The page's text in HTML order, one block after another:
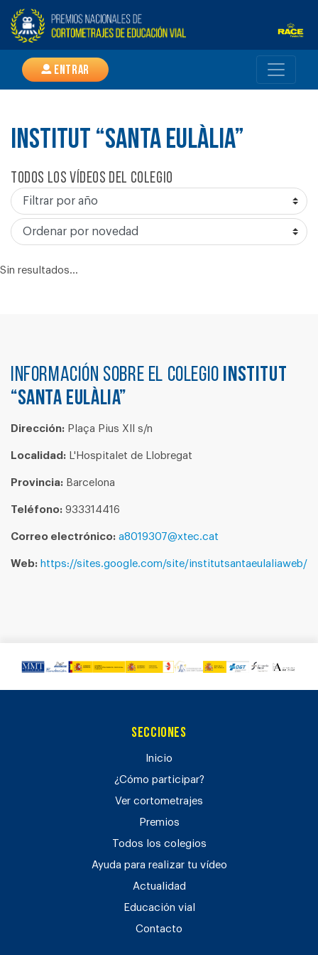
Entrar
INSTITUT “SANTA EULÀLIA”
Todos los vídeos del colegio
Sin resultados...
Información sobre el colegio INSTITUT
“SANTA EULÀLIA”
Dirección: Plaça Pius XII s/n
Localidad: L'Hospitalet de Llobregat
Provincia: Barcelona
Teléfono: 933314416
Correo electrónico: a8019307@xtec.cat
Web: https://sites.google.com/site/institutsantaeulaliaweb/
Secciones
Inicio
¿Cómo participar?
Ver cortometrajes
Premios
Todos los colegios
Ayuda para realizar tu vídeo
Actualidad
Educación vial
Contacto